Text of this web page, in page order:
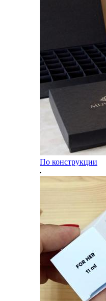
По конструкции